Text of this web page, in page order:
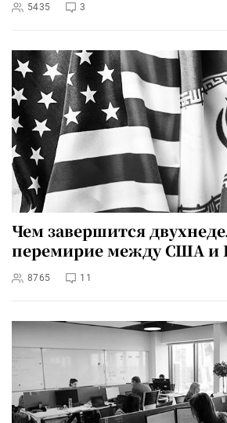
5435 3
Чем завершится
перемирие между США и
8765 11